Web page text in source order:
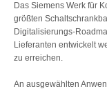
Das Siemens Werk für
größten
Digitalisierungs-
Lieferanten entwickelt
zu erreichen.
An ausgewählten